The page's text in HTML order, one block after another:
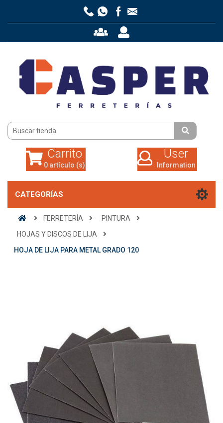
0 artículo (s)
Carrito
0 artículo (s)
User
Information
CATEGORÍAS
FERRETERÍA
PINTURA
HOJAS Y DISCOS DE LIJA
HOJA DE LIJA PARA METAL GRADO 120